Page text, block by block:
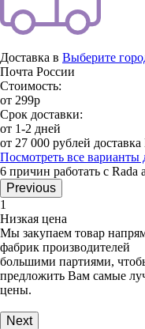
Доставка в Выберите
Почта России
Стоимость:
от 299р
Срок доставки:
от 1-2 дней
от 27 000 рублей
Посмотреть все варианты
6 причин работать с Rada
Previous
1
Низкая цена
Мы закупаем товар
фабрик производителей
большими партиями,
предложить Вам самые
цены.
Next